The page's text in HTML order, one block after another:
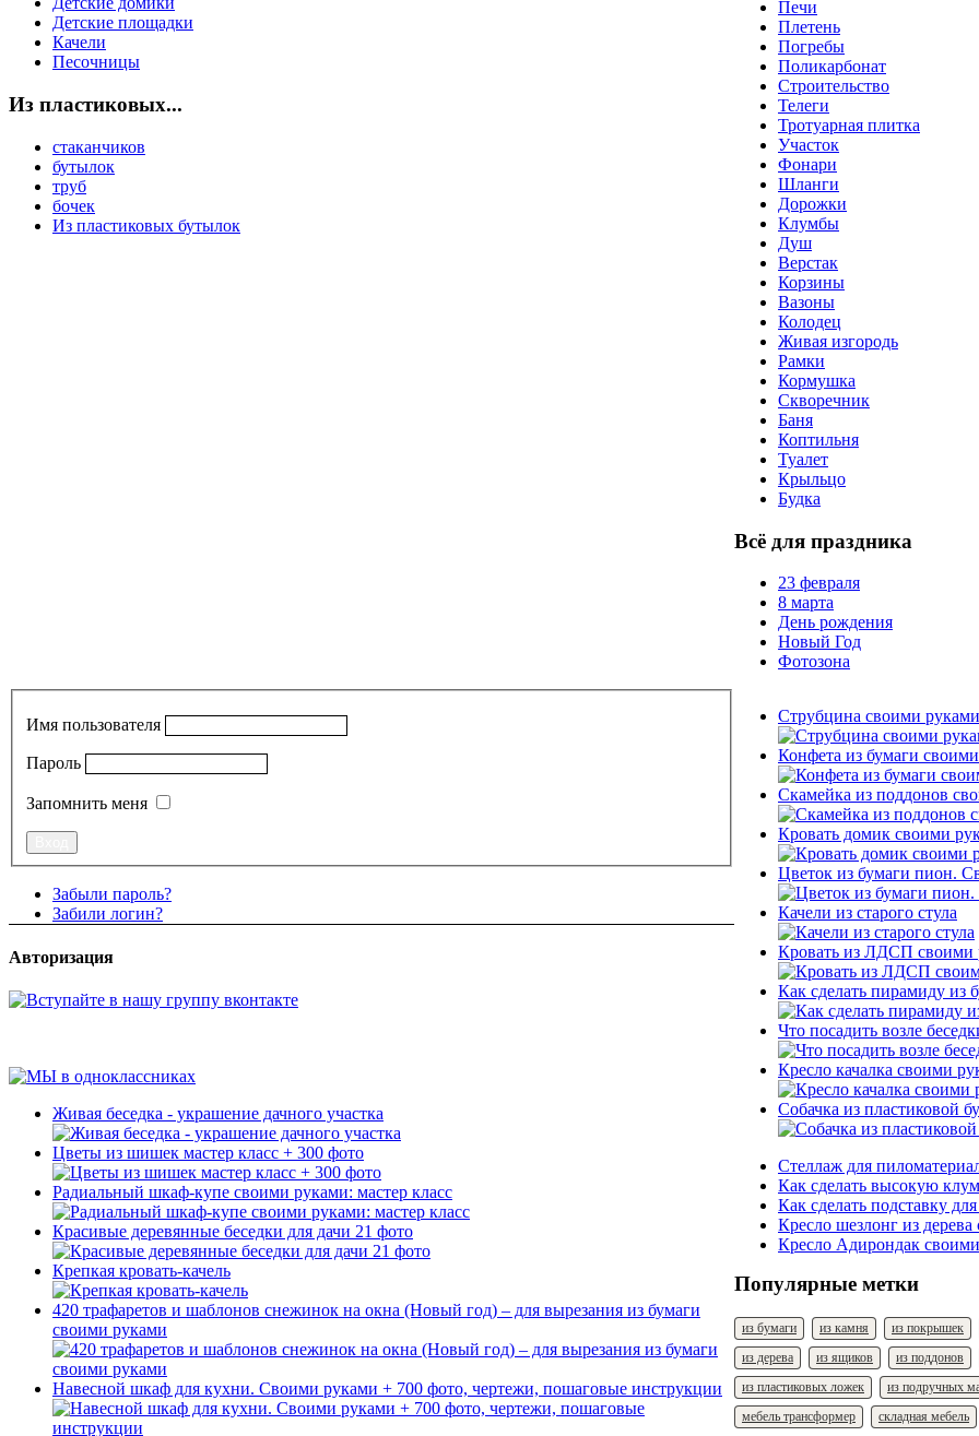
Детские площадки
Качели
Песочницы
Из пластиковых...
стаканчиков
бутылок
труб
бочек
Из пластиковых бутылок
Печи
Плетень
Погребы
Поликарбонат
Строительство
Телеги
Тротуарная плитка
Участок
Фонари
Шланги
Дорожки
Клумбы
Душ
Верстак
Корзины
Вазоны
Колодец
Живая изгородь
Рамки
Кормушка
Скворечник
Баня
Коптильня
Туалет
Крыльцо
Будка
Всё для праздника
23 февраля
8 марта
День рождения
Новый Год
Фотозона
Имя пользователя
Пароль
Запомнить меня
Забыли пароль?
Забили логин?
Авторизация
Живая беседка - украшение дачного участка
Цветы из шишек мастер класс + 300 фото
Радиальный шкаф-купе своими руками: мастер класс
Красивые деревянные беседки для дачи 21 фото
Крепкая кровать-качель
420 трафаретов и шаблонов снежинок на окна (Новый год) – для вырезания из бумаги
своими руками
Навесной шкаф для кухни. Своими руками + 700 фото, чертежи, пошаговые инструкции
Струбцина своими
Конфета из бумаги
Скамейка из поддонов
Кровать домик своими
Цветок из бумаги пион.
Качели из старого стула
Кровать из ЛДСП своими
Как сделать пирамиду из
Что посадить возле
Кресло качалка своими
Собачка из пластиковой
Стеллаж для
Как сделать высокую
Как сделать подставку
Кресло шезлонг из
Кресло Адирондак
Популярные метки
из бумаги из камня из покрышек
из дерева
из ящиков из поддонов
из пластиковых ложек
из подручных
мебель трансформер
складная мебель